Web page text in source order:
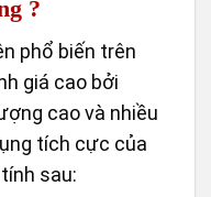
?
phổ biến trên
giá cao bởi
cao và nhiều
tích cực của
sau: